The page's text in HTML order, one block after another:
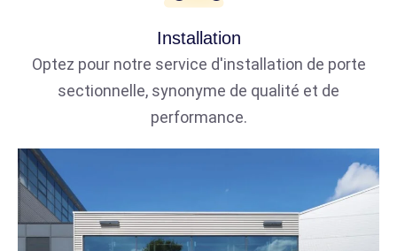
Installation
Optez pour notre service d'installation de porte
sectionnelle, synonyme de qualité et de
performance.